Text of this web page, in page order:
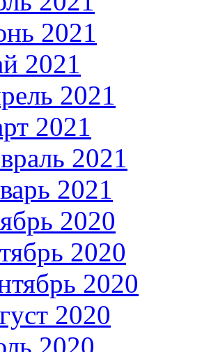
2021
2021
2021
2021
2021
2021
2020
2020
2020
2020
2020